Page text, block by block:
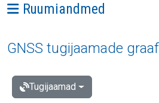
Ava menüü: Ruumiandmed
Ruumiandmed
GNSS tugijaamade
Tugijaamad